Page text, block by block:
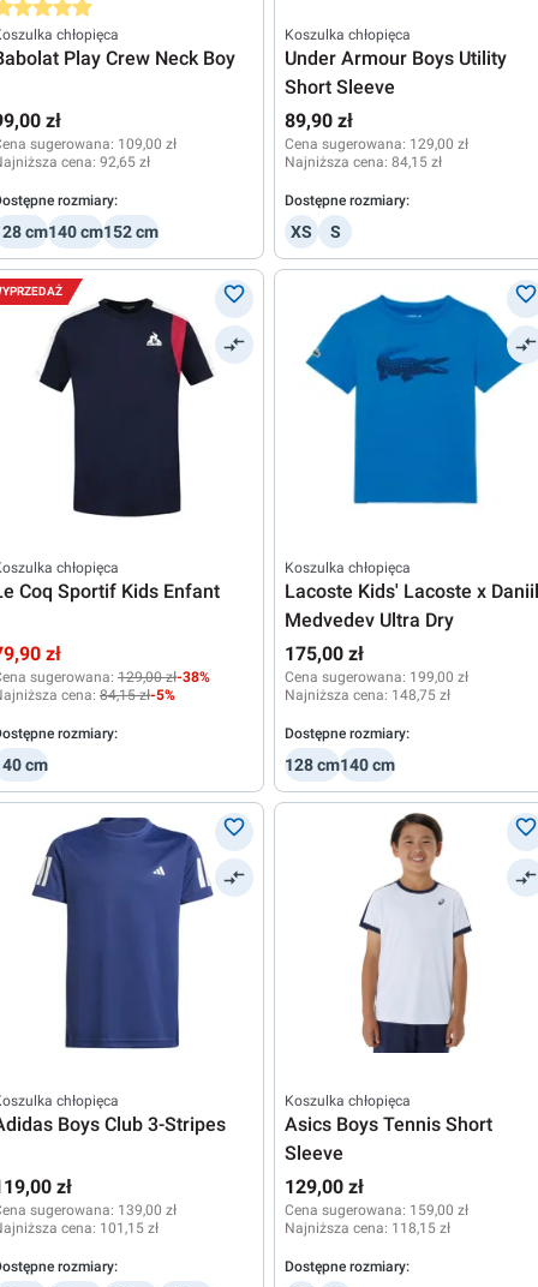
ocena 5 z 5 gwiazdek
chłopięca
Play Crew Neck Boy
zł
sugerowana: 109,00 zł
cena: 92,65 zł
rozmiary:
cm140 cm152 cm
Koszulka chłopięca
Under Armour Boys Utility
Short Sleeve
89,90 zł
Cena sugerowana: 129,00 zł
Najniższa cena: 84,15 zł
Dostępne rozmiary:
XS S
chłopięca
Coq Sportif Kids Enfant
zł
sugerowana: 129,00 zł-38%
cena: 84,15 zł-5%
rozmiary:
cm
Koszulka chłopięca
Lacoste Kids' Lacoste x Daniil
Medvedev Ultra Dry
175,00 zł
Cena sugerowana: 199,00 zł
Najniższa cena: 148,75 zł
Dostępne rozmiary:
128 cm140 cm
chłopięca
Boys Club 3-Stripes
zł
sugerowana: 139,00 zł
cena: 101,15 zł
rozmiary:
Koszulka chłopięca
Asics Boys Tennis Short
Sleeve
129,00 zł
Cena sugerowana: 159,00 zł
Najniższa cena: 118,15 zł
Dostępne rozmiary: